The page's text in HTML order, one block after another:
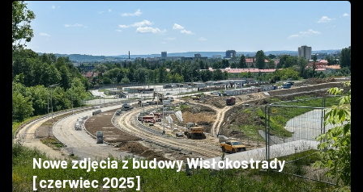
Nowe zdjęcia z budowy Wisłokostrady
[czerwiec 2025]